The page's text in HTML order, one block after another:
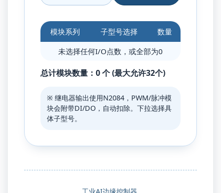
模块系列 子型号选择
数量
未选择任何I/O点数，或全部为0
总计模块数量： 0个 (最大允许32个)
※ 继电器输出使用N2084，PWM/脉冲模
块会附带DI/DO，自动扣除。下拉选择具
体子型号。